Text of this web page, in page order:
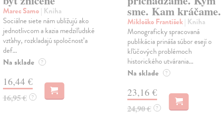
Marec Samo| Kniha
Sociálne siete nám ubližujú ako
jednotlivcom a kazia medziľudské
vzťahy, rozkladajú spoločnosť a
def...
Na sklade ?
16,44 €
16,95 € ?
sme. Kam kráčame.
Mikloško František| Kniha
Monograficky spracovaná
publikácia prináša súbor esejí o
kľúčových problémoch
historického utvárania...
Na sklade ?
23,16 €
24,90 € ?